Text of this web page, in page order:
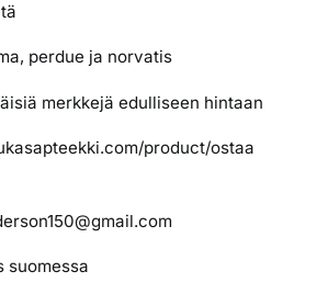
perdue ja norvatis
merkkejä edulliseen hintaan
product/ostaa
suomessa